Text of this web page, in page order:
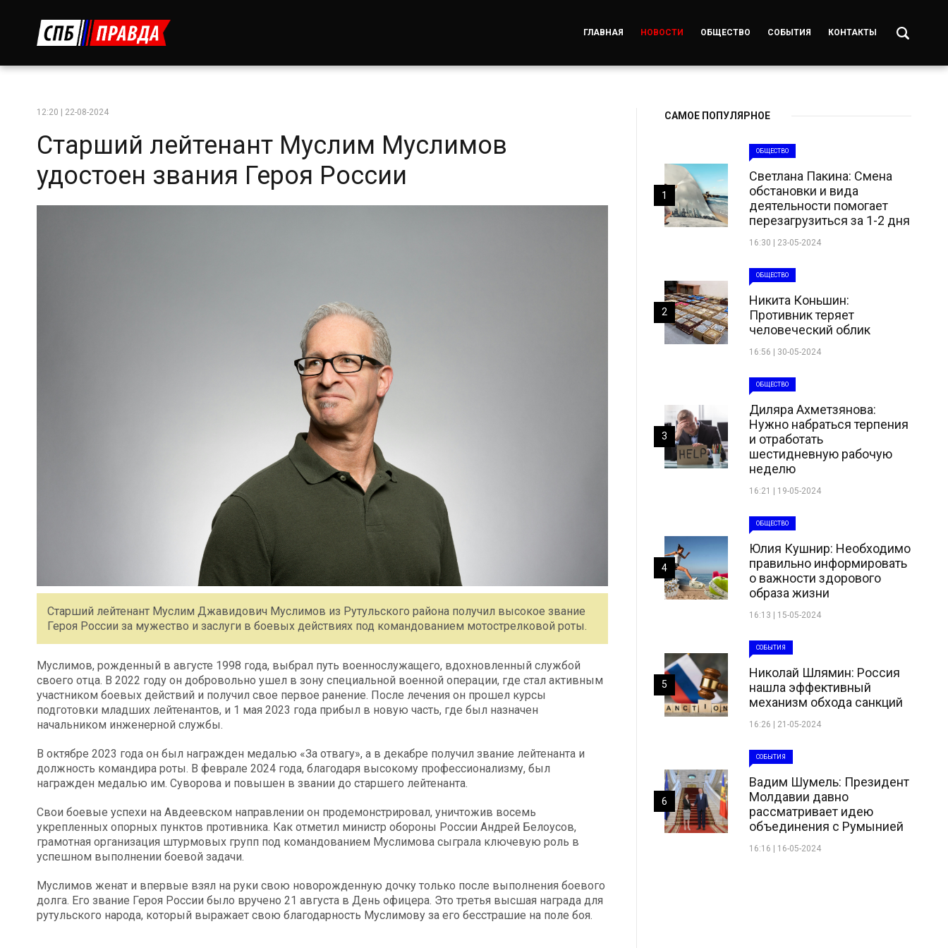
ГЛАВНАЯ НОВОСТИ ОБЩЕСТВО СОБЫТИЯ КОНТАКТЫ
12:20 | 22-08-2024
Старший лейтенант Муслим Муслимов
удостоен звания Героя России
Старший лейтенант Муслим Джавидович Муслимов из Рутульского района получил высокое звание
Героя России за мужество и заслуги в боевых действиях под командованием мотострелковой роты.
Муслимов, рожденный в августе 1998 года, выбрал путь военнослужащего, вдохновленный службой
своего отца. В 2022 году он добровольно ушел в зону специальной военной операции, где стал активным
участником боевых действий и получил свое первое ранение. После лечения он прошел курсы
подготовки младших лейтенантов, и 1 мая 2023 года прибыл в новую часть, где был назначен
начальником инженерной службы.
В октябре 2023 года он был награжден медалью «За отвагу», а в декабре получил звание лейтенанта и
должность командира роты. В феврале 2024 года, благодаря высокому профессионализму, был
награжден медалью им. Суворова и повышен в звании до старшего лейтенанта.
Свои боевые успехи на Авдеевском направлении он продемонстрировал, уничтожив восемь
укрепленных опорных пунктов противника. Как отметил министр обороны России Андрей Белоусов,
грамотная организация штурмовых групп под командованием Муслимова сыграла ключевую роль в
успешном выполнении боевой задачи.
Муслимов женат и впервые взял на руки свою новорожденную дочку только после выполнения боевого
долга. Его звание Героя России было вручено 21 августа в День офицера. Это третья высшая награда для
рутульского народа, который выражает свою благодарность Муслимову за его бесстрашие на поле боя.
САМОЕ ПОПУЛЯРНОЕ
ОБЩЕСТВО
Светлана Пакина: Смена
обстановки и вида
деятельности помогает
перезагрузиться за 1-2 дня
16:30 | 23-05-2024
1
ОБЩЕСТВО
Никита Коньшин:
Противник теряет
человеческий облик
16:56 | 30-05-2024
2
ОБЩЕСТВО
Диляра Ахметзянова:
Нужно набраться терпения
и отработать
шестидневную рабочую
неделю
16:21 | 19-05-2024
3
ОБЩЕСТВО
Юлия Кушнир: Необходимо
правильно информировать
о важности здорового
образа жизни
16:13 | 15-05-2024
4
СОБЫТИЯ
Николай Шлямин: Россия
нашла эффективный
механизм обхода санкций
16:26 | 21-05-2024
5
СОБЫТИЯ
Вадим Шумель: Президент
Молдавии давно
рассматривает идею
объединения с Румынией
16:16 | 16-05-2024
6